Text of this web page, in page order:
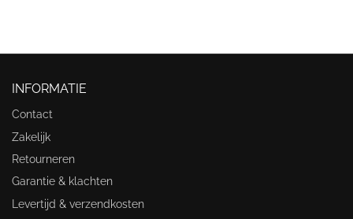
INFORMATIE
Contact
Zakelijk
Retourneren
Garantie & klachten
Levertijd & verzendkosten